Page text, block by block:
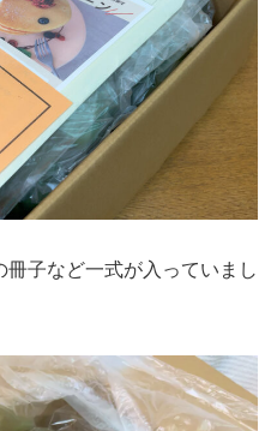
子など一式が入っていまし